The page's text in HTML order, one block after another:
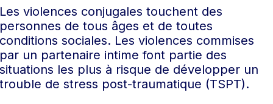
violences conjugales touchent des
de tous âges et de toutes
sociales. Les violences commises
un partenaire intime font partie des
les plus à risque de développer un
de stress post-traumatique (TSPT).